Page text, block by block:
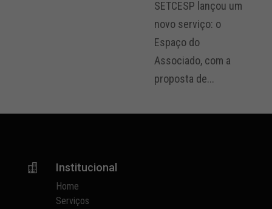
SETCESP lançou um
novo serviço: o
Espaço do
Associado, com a
proposta de...
 Institucional
Home
Serviços